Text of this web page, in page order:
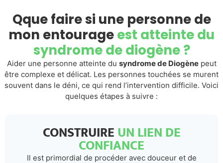
Qque faire si une personne de
mon entourageest atteinte du
syndrome de diogène ?
Aider une personne atteinte du syndrome de Diogènepeut
être complexe et délicat. Les personnes touchées se murent
souvent dans le déni, ce qui rend l’intervention difficile. Voici
quelques étapes à suivre :
CONSTRUIREUN LIEN DE
CONFIANCE
Il est primordial de procéder avec douceur et de